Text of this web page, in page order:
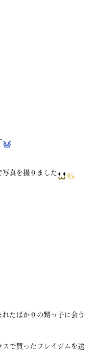
真を撮りました
たばかりの甥っ子に会う
で買ったプレイジムを送